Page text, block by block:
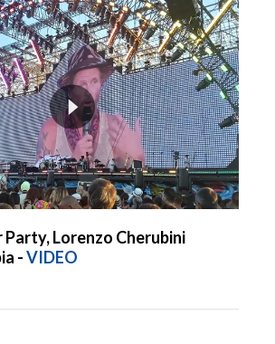
Party, Lorenzo Cherubini
-VIDEO